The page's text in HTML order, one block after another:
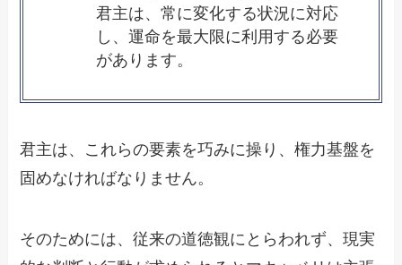
君主は、常に変化する状況に対応
し、運命を最大限に利用する必要
があります。
君主は、これらの要素を巧みに操り、権力基盤を
固めなければなりません。
そのためには、従来の道徳観にとらわれず、現実